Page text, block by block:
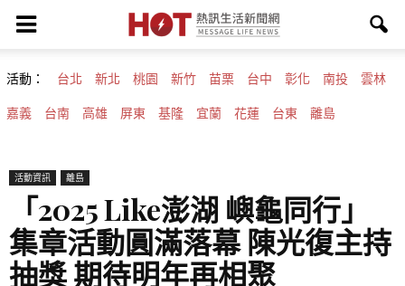
活動： 台北 新北 桃園 新竹 苗栗 台中 彰化 南投 雲林
嘉義 台南 高雄 屏東 基隆 宜蘭 花蓮 台東 離島
活動資訊 離島
「2025 Like澎湖 嶼龜同行」
集章活動圓滿落幕 陳光復主持
抽獎 期待明年再相聚